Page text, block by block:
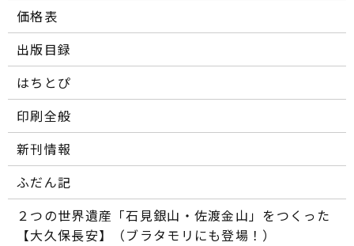
価格表
出版目録
はちとぴ
印刷全般
新刊情報
ふだん記
２つの世界遺産「石見銀山・佐渡金山」をつくった
【大久保長安】（ブラタモリにも登場！）